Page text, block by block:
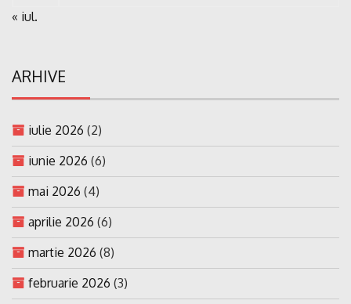
« iul.
ARHIVE
iulie 2026 (2)
iunie 2026 (6)
mai 2026 (4)
aprilie 2026 (6)
martie 2026 (8)
februarie 2026 (3)